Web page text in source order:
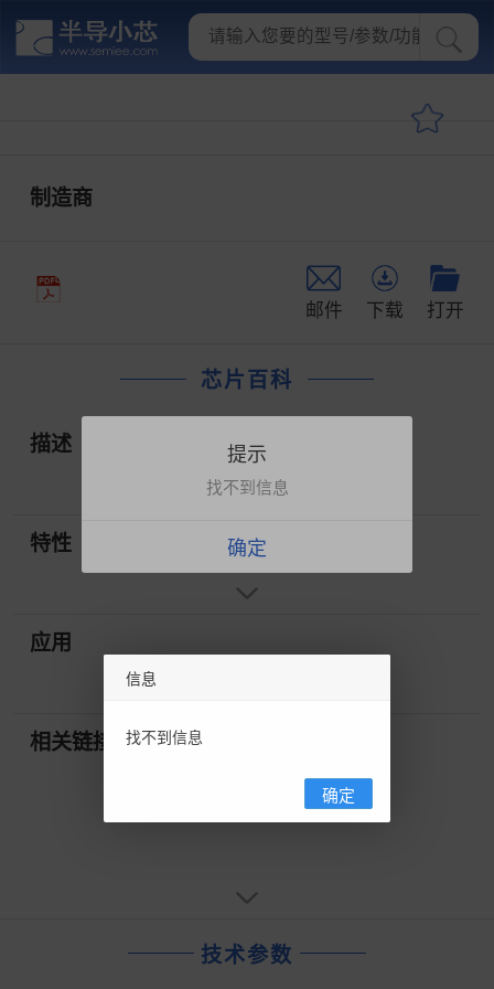
制造商
邮件 下载 打开
芯片百科
描述
特性
应用
相关链接
技术参数
提示
找不到信息
确定
信息
找不到信息
确定